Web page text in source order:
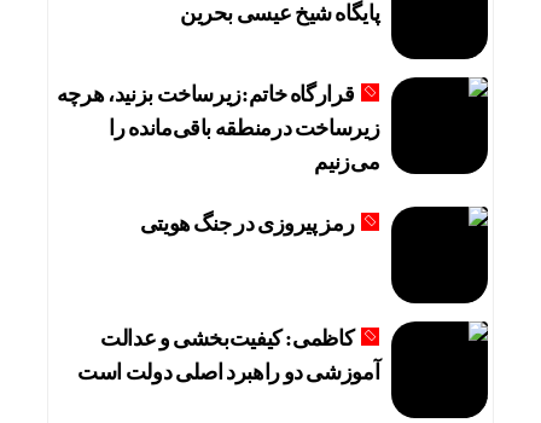
پایگاه شیخ عیسی بحرین
قرارگاه خاتم:زیرساخت بزنید، هرچه
زیرساخت درمنطقه باقی‌مانده را
می‌زنیم
رمز پیروزی در جنگ هویتی
کاظمی: کیفیت‌بخشی و عدالت
آموزشی دو راهبرد اصلی دولت است